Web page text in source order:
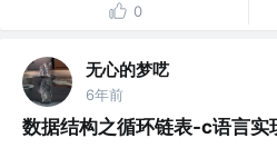
0
无心的梦呓
6年前
数据结构之循环链表-c语言实